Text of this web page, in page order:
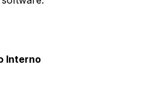
Interno